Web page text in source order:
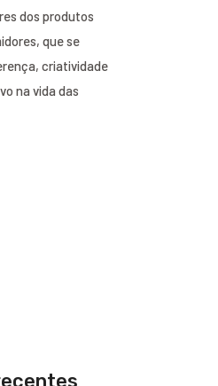
dos produtos
que se
criatividade
na vida das